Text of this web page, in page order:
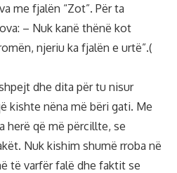
me fjalën “Zot”. Për ta
– Nuk kanë thënë kot
njeriu ka fjalën e urtë”.(
dhe dita për tu nisur
kishte nëna më bëri gati. Me
herë që më përcillte, se
Nuk kishim shumë rroba në
të varfër falë dhe faktit se